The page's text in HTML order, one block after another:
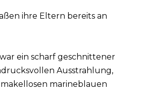
ihre Eltern bereits an
ein scharf geschnittener
Ausstrahlung,
marineblauen